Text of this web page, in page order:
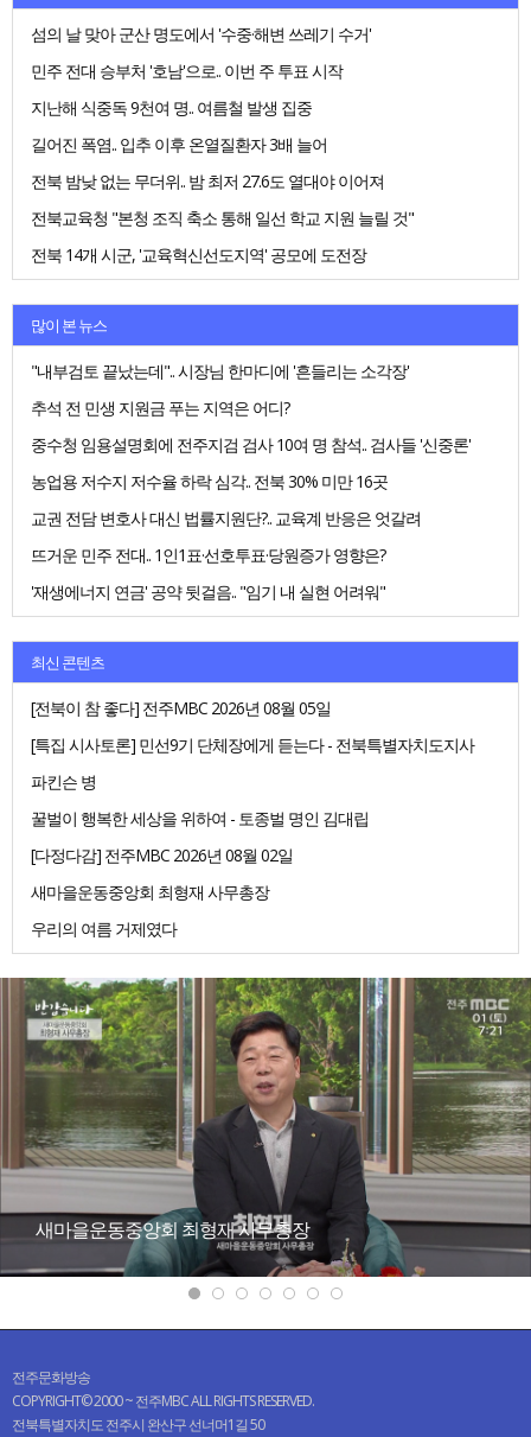
섬의 날 맞아 군산 명도에서 '수중·해변 쓰레기 수거'
민주 전대 승부처 '호남'으로.. 이번 주 투표 시작
지난해 식중독 9천여 명.. 여름철 발생 집중
길어진 폭염.. 입추 이후 온열질환자 3배 늘어
전북 밤낮 없는 무더위.. 밤 최저 27.6도 열대야 이어져
전북교육청 "본청 조직 축소 통해 일선 학교 지원 늘릴 것"
전북 14개 시군, '교육혁신선도지역' 공모에 도전장
많이 본 뉴스
"내부검토 끝났는데".. 시장님 한마디에 '흔들리는 소각장'
추석 전 민생 지원금 푸는 지역은 어디?
중수청 임용설명회에 전주지검 검사 10여 명 참석.. 검사들 '신중론'
농업용 저수지 저수율 하락 심각.. 전북 30% 미만 16곳
교권 전담 변호사 대신 법률지원단?.. 교육계 반응은 엇갈려
뜨거운 민주 전대.. 1인1표·선호투표·당원증가 영향은?
'재생에너지 연금' 공약 뒷걸음.. "임기 내 실현 어려워"
최신 콘텐츠
[전북이 참 좋다] 전주MBC 2026년 08월 05일
[특집 시사토론] 민선9기 단체장에게 듣는다 - 전북특별자치도지사
파킨슨 병
꿀벌이 행복한 세상을 위하여 - 토종벌 명인 김대립
[다정다감] 전주MBC 2026년 08월 02일
새마을운동중앙회 최형재 사무총장
우리의 여름 거제였다
새마을운동중앙회 최형재 사무총장
전주문화방송
COPYRIGHT© 2000 ~ 전주MBC ALL RIGHTS RESERVED.
전북특별자치도 전주시 완산구 선너머1길 50